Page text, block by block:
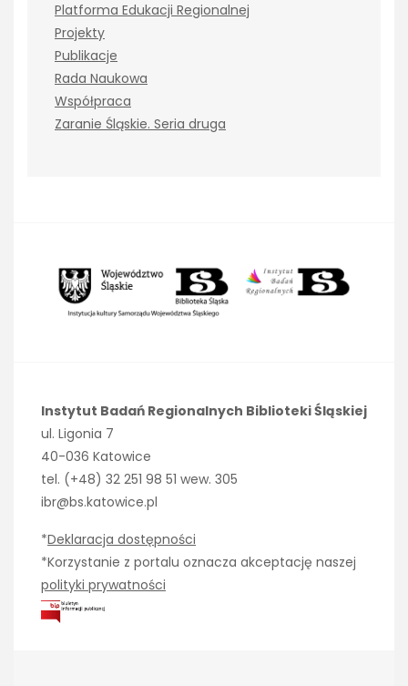
Platforma Edukacji Regionalnej
Projekty
Publikacje
Rada Naukowa
Współpraca
Zaranie Śląskie. Seria druga
Instytut Badań Regionalnych Biblioteki Śląskiej
ul. Ligonia 7
40-036 Katowice
tel. (+48) 32 251 98 51 wew. 305
ibr@bs.katowice.pl
*Deklaracja dostępności
*Korzystanie z portalu oznacza akceptację naszej
polityki prywatności